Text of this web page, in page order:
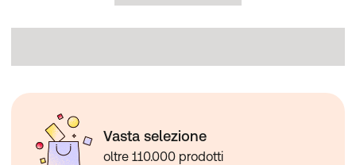
Vasta selezione
oltre 110.000 prodotti